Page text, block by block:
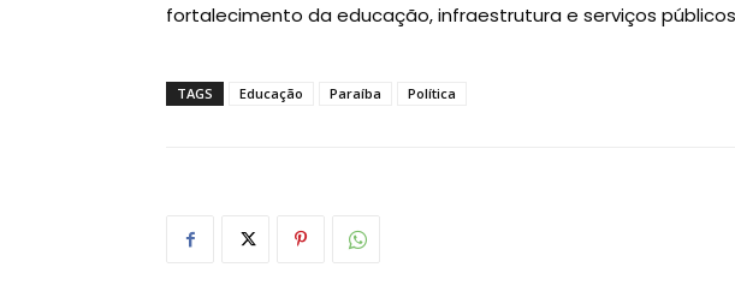
fortalecimento da educação, infraestrutura e serviços
TAGS Educação Paraíba Política